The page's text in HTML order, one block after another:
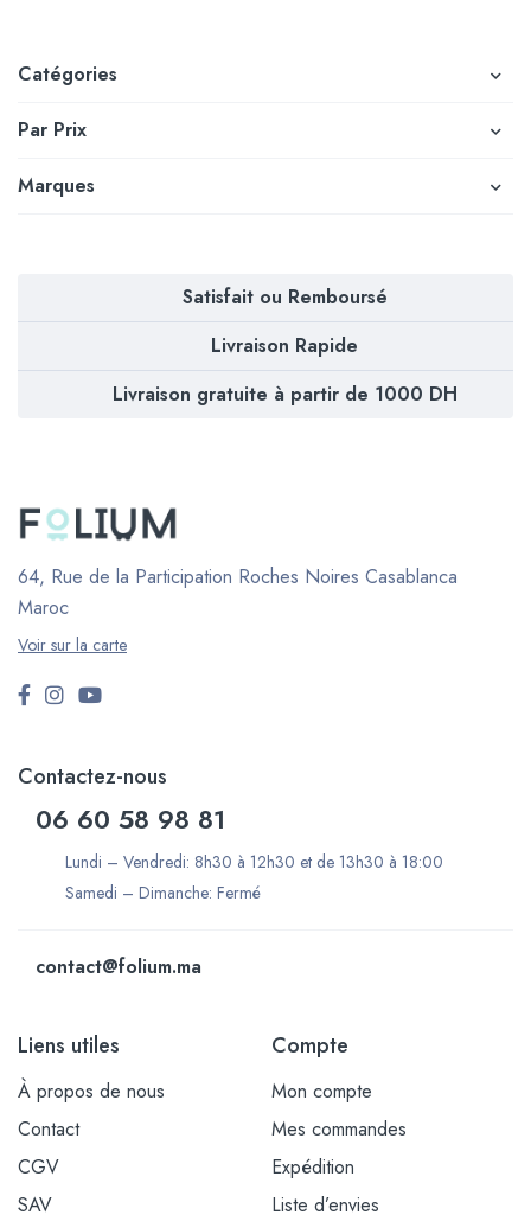
Catégories
Par Prix
Marques
Satisfait ou Remboursé
Livraison Rapide
Livraison gratuite à partir de 1000 DH
64, Rue de la Participation Roches Noires Casablanca
Maroc
Voir sur la carte
Contactez-nous
06 60 58 98 81
Lundi – Vendredi: 8h30 à 12h30 et de 13h30 à 18:00
Samedi – Dimanche: Fermé
contact@folium.ma
Liens utiles
À propos de nous
Contact
CGV
SAV
Compte
Mon compte
Mes commandes
Expédition
Liste d’envies